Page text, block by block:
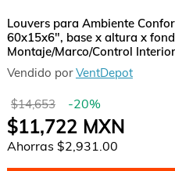
Louvers para Ambiente
60x15x6", base x altura x
Montaje/Marco/Control
Vendido porVentDepot
$14,653 -20%
$11,722MXN
Ahorras $2,931.00